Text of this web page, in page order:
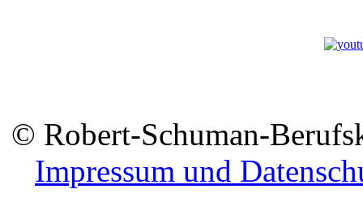
© Robert-Schuman-
Impressum und